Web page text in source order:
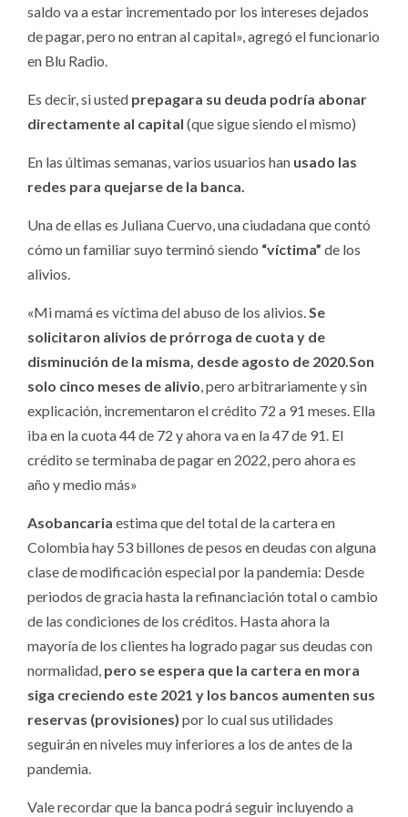
saldo va a estar incrementado por los intereses dejados
de pagar, pero no entran al capital», agregó el funcionario
en Blu Radio.
Es decir, si usted prepagara su deuda podría abonar
directamente al capital (que sigue siendo el mismo)
En las últimas semanas, varios usuarios han usado las
redes para quejarse de la banca.
Una de ellas es Juliana Cuervo, una ciudadana que contó
cómo un familiar suyo terminó siendo “víctima” de los
alivios.
«Mi mamá es víctima del abuso de los alivios.Se
solicitaron alivios de prórroga de cuota y de
disminución de la misma, desde agosto de 2020.Son
solo cinco meses de alivio, pero arbitrariamente y sin
explicación, incrementaron el crédito 72 a 91 meses. Ella
iba en la cuota 44 de 72 y ahora va en la 47 de 91. El
crédito se terminaba de pagar en 2022, pero ahora es
año y medio más»
Asobancaria estima que del total de la cartera en
Colombia hay 53 billones de pesos en deudas con alguna
clase de modificación especial por la pandemia: Desde
periodos de gracia hasta la refinanciación total o cambio
de las condiciones de los créditos. Hasta ahora la
mayoría de los clientes ha logrado pagar sus deudas con
normalidad, pero se espera que la cartera en mora
siga creciendo este 2021 y los bancos aumenten sus
reservas (provisiones) por lo cual sus utilidades
seguirán en niveles muy inferiores a los de antes de la
pandemia.
Vale recordar que la banca podrá seguir incluyendo a